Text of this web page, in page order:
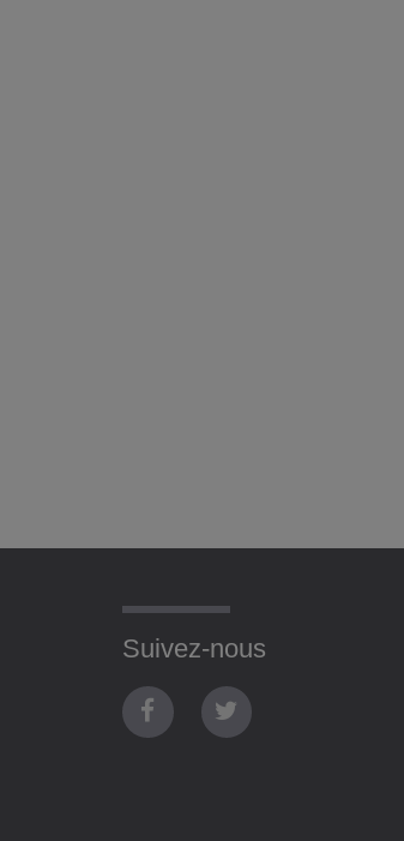
Suivez-nous